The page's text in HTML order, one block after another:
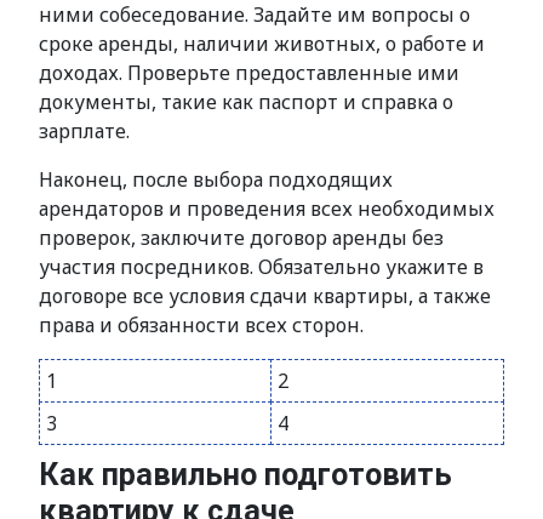
ними собеседование. Задайте им вопросы о
сроке аренды, наличии животных, о работе и
доходах. Проверьте предоставленные ими
документы, такие как паспорт и справка о
зарплате.
Наконец, после выбора подходящих
арендаторов и проведения всех необходимых
проверок, заключите договор аренды без
участия посредников. Обязательно укажите в
договоре все условия сдачи квартиры, а также
права и обязанности всех сторон.
1
2
3
4
Как правильно подготовить
квартиру к сдаче